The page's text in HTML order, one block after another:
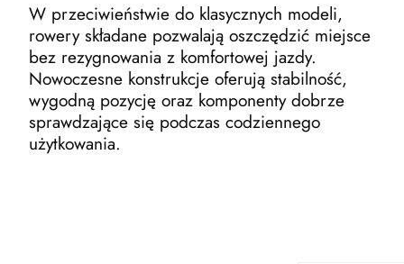
W przeciwieństwie do klasycznych modeli,
rowery składane pozwalają oszczędzić miejsce
bez rezygnowania z komfortowej jazdy.
Nowoczesne konstrukcje oferują stabilność,
wygodną pozycję oraz komponenty dobrze
sprawdzające się podczas codziennego
użytkowania.